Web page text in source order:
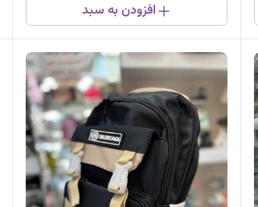
افزودن به سبد